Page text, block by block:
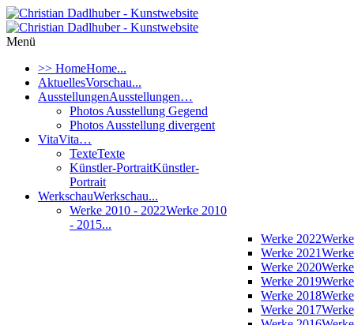
Menü
>> HomeHome...
AktuellesVorschau...
AusstellungenAusstellungen…
Photos Ausstellung Gegend
Photos Ausstellung divergent
VitaVita…
TexteTexte
Künstler-PortraitKünstler-
Portrait
WerkschauWerkschau...
Werke 2010 - 2022Werke 2010
- 2015...
Werke 2022
Werke 2021
Werke 2020
Werke 2019
Werke 2018
Werke 2017